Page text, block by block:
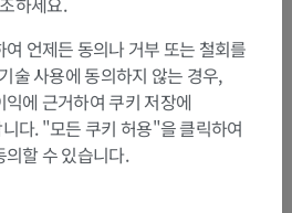
언제든 동의나 거부 또는 철회를
술 사용에 동의하지 않는 경우,
에 근거하여 쿠키 저장에
다. "모든 쿠키 허용"을 클릭하여
할 수 있습니다.